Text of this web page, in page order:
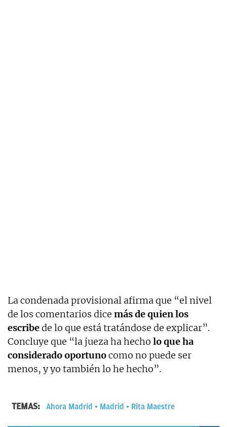
La condenada provisional afirma que “el nivel
de los comentarios dice más de quien los
escribede lo que está tratándose de explicar”.
Concluye que “la jueza ha hecho lo que ha
considerado oportunocomo no puede ser
menos, y yo también lo he hecho”.
TEMAS: Ahora Madrid Madrid Rita Maestre